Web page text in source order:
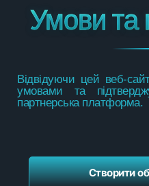
Умови та
Відвідуючи цей веб-
умовами та
партнерська платформа.
Створити